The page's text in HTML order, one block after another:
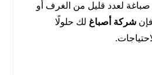
لعدد قليل من الغرف أو
فإنشركة أصباغ لك حلولًا